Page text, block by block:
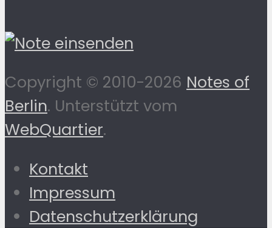
Copyright © 2010-2026 Notes of
Berlin. Unterstützt vom
WebQuartier.
Kontakt
Impressum
Datenschutzerklärung